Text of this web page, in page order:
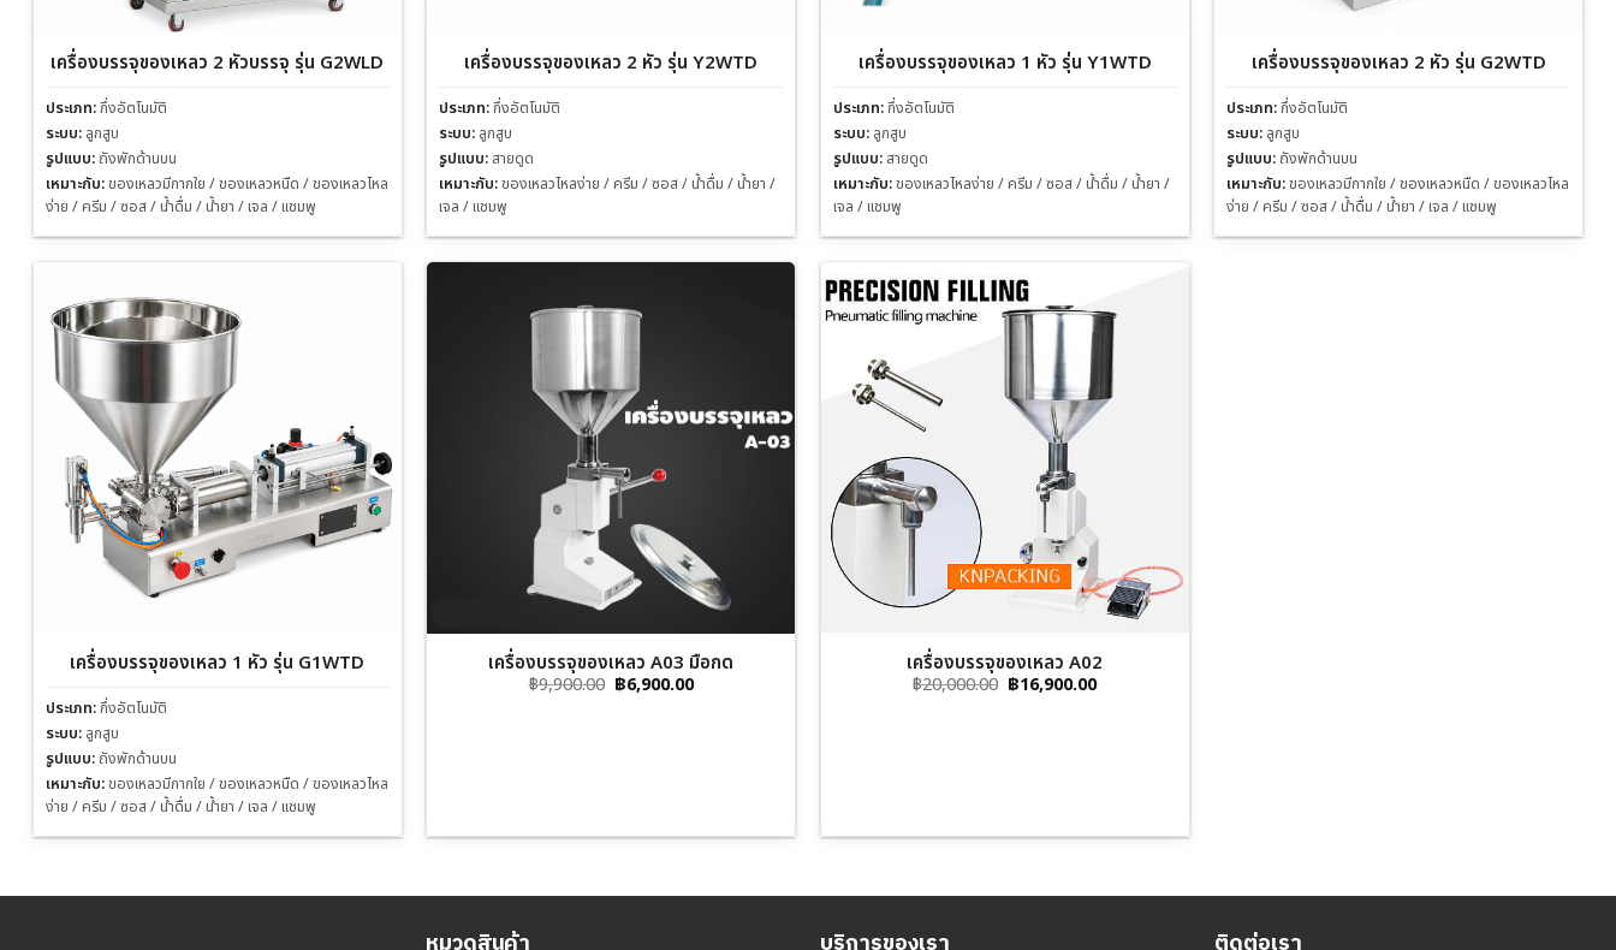
เครื่องบรรจุของเหลว 2 หัวบรรจุ รุ่น G2WLD
ประเภท:กึ่งอัตโนมัติ
ระบบ: ลูกสูบ
รูปแบบ: ถังพักด้านบน
เหมาะกับ:ของเหลวมีกากใย / ของเหลวหนืด / ของเหลวไหล
ง่าย / ครีม / ซอส / น้ำดื่ม / น้ำยา / เจล / แชมพู
เครื่องบรรจุของเหลว 2 หัว รุ่น Y2WTD
ประเภท:กึ่งอัตโนมัติ
ระบบ: ลูกสูบ
รูปแบบ: สายดูด
เหมาะกับ:ของเหลวไหลง่าย / ครีม / ซอส / น้ำดื่ม / น้ำยา /
เจล / แชมพู
เครื่องบรรจุของเหลว 1 หัว รุ่น Y1WTD
ประเภท:กึ่งอัตโนมัติ
ระบบ: ลูกสูบ
รูปแบบ: สายดูด
เหมาะกับ:ของเหลวไหลง่าย / ครีม / ซอส / น้ำดื่ม / น้ำยา /
เจล / แชมพู
เครื่องบรรจุของเหลว 2 หัว รุ่น G2WTD
ประเภท:กึ่งอัตโนมัติ
ระบบ: ลูกสูบ
รูปแบบ: ถังพักด้านบน
เหมาะกับ:ของเหลวมีกากใย / ของเหลวหนืด / ของเหลวไหล
ง่าย / ครีม / ซอส / น้ำดื่ม / น้ำยา / เจล / แชมพู
เครื่องบรรจุของเหลว 1 หัว รุ่น G1WTD
ประเภท:กึ่งอัตโนมัติ
ระบบ: ลูกสูบ
รูปแบบ: ถังพักด้านบน
เหมาะกับ:ของเหลวมีกากใย / ของเหลวหนืด / ของเหลวไหล
ง่าย / ครีม / ซอส / น้ำดื่ม / น้ำยา / เจล / แชมพู
เครื่องบรรจุของเหลว A03 มือกด
฿9,900.00 Original
price
฿6,900.00Current
เครื่องบรรจุของเหลว A02
฿20,000.00 Original
price
฿16,900.00Current